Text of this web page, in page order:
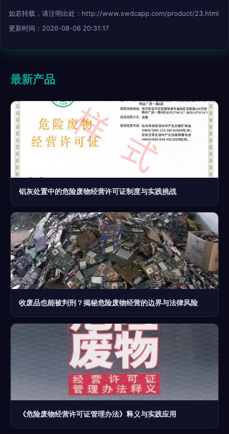
如若转载，请注明出处：http://www.swdcapp.com/product/23.html
更新时间：2026-08-06 20:31:17
最新产品
铝灰处置中的危险废物经营许可证制度与实践挑战
收废品也能被判刑？揭秘危险废物经营的边界与法律风险
《危险废物经营许可证管理办法》释义与实践应用